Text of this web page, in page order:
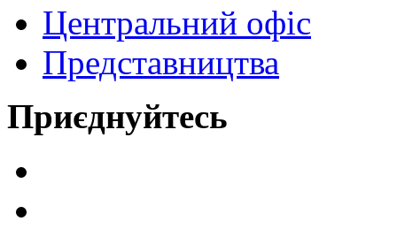
Центральний офіс
Представництва
Приєднуйтесь